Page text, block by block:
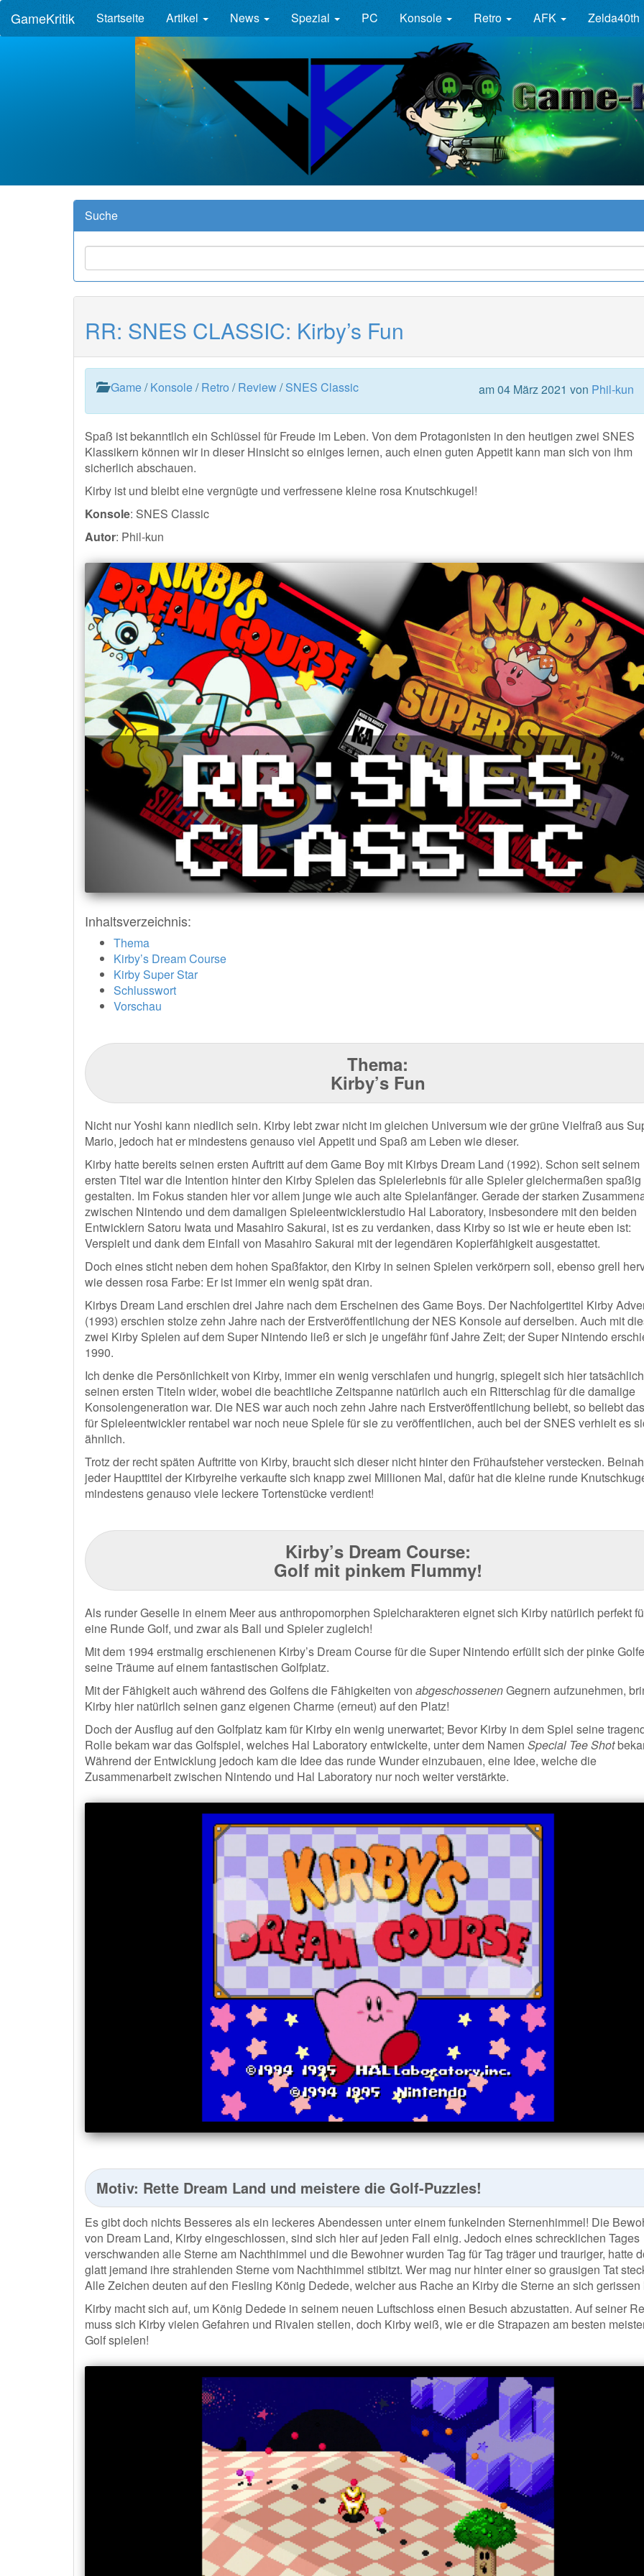
GameKritik Startseite Artikel News Spezial PC Konsole Retro AFK Zelda40th
Suche
RR: SNES CLASSIC: Kirby’s Fun
Game/Konsole/Retro /Review/SNES Classic am 04 März 2021 von Phil-kun
Spaß ist bekanntlich ein Schlüssel für Freude im Leben. Von dem Protagonisten in den heutigen zwei SNES
Klassikern können wir in dieser Hinsicht so einiges lernen, auch einen guten Appetit kann man sich von ihm
sicherlich abschauen.
Kirby ist und bleibt eine vergnügte und verfressene kleine rosa Knutschkugel!
Konsole: SNES Classic
Autor: Phil-kun
Inhaltsverzeichnis:
Thema
Kirby’s Dream Course
Kirby Super Star
Schlusswort
Vorschau
Thema:
Kirby’s Fun
Nicht nur Yoshi kann niedlich sein. Kirby lebt zwar nicht im gleichen Universum wie der grüne Vielfraß aus
Mario, jedoch hat er mindestens genauso viel Appetit und Spaß am Leben wie dieser.
Kirby hatte bereits seinen ersten Auftritt auf dem Game Boy mit Kirbys Dream Land (1992). Schon seit seinem
ersten Titel war die Intention hinter den Kirby Spielen das Spielerlebnis für alle Spieler gleichermaßen spaßig
gestalten. Im Fokus standen hier vor allem junge wie auch alte Spielanfänger. Gerade der starken
zwischen Nintendo und dem damaligen Spieleentwicklerstudio Hal Laboratory, insbesondere mit den beiden
Entwicklern Satoru Iwata und Masahiro Sakurai, ist es zu verdanken, dass Kirby so ist wie er heute eben ist:
Verspielt und dank dem Einfall von Masahiro Sakurai mit der legendären Kopierfähigkeit ausgestattet.
Doch eines sticht neben dem hohen Spaßfaktor, den Kirby in seinen Spielen verkörpern soll, ebenso grell
wie dessen rosa Farbe: Er ist immer ein wenig spät dran.
Kirbys Dream Land erschien drei Jahre nach dem Erscheinen des Game Boys. Der Nachfolgertitel Kirby
(1993) erschien stolze zehn Jahre nach der Erstveröffentlichung der NES Konsole auf derselben. Auch mit
zwei Kirby Spielen auf dem Super Nintendo ließ er sich je ungefähr fünf Jahre Zeit; der Super Nintendo
1990.
Ich denke die Persönlichkeit von Kirby, immer ein wenig verschlafen und hungrig, spiegelt sich hier
seinen ersten Titeln wider, wobei die beachtliche Zeitspanne natürlich auch ein Ritterschlag für die damalige
Konsolengeneration war. Die NES war auch noch zehn Jahre nach Erstveröffentlichung beliebt, so beliebt
für Spieleentwickler rentabel war noch neue Spiele für sie zu veröffentlichen, auch bei der SNES verhielt es
ähnlich.
Trotz der recht späten Auftritte von Kirby, braucht sich dieser nicht hinter den Frühaufsteher verstecken.
jeder Haupttitel der Kirbyreihe verkaufte sich knapp zwei Millionen Mal, dafür hat die kleine runde
mindestens genauso viele leckere Tortenstücke verdient!
Kirby’s Dream Course:
Golf mit pinkem Flummy!
Als runder Geselle in einem Meer aus anthropomorphen Spielcharakteren eignet sich Kirby natürlich perfekt
eine Runde Golf, und zwar als Ball und Spieler zugleich!
Mit dem 1994 erstmalig erschienenen Kirby’s Dream Course für die Super Nintendo erfüllt sich der pinke
seine Träume auf einem fantastischen Golfplatz.
Mit der Fähigkeit auch während des Golfens die Fähigkeiten von abgeschossenenGegnern aufzunehmen,
Kirby hier natürlich seinen ganz eigenen Charme (erneut) auf den Platz!
Doch der Ausflug auf den Golfplatz kam für Kirby ein wenig unerwartet; Bevor Kirby in dem Spiel seine
Rolle bekam war das Golfspiel, welches Hal Laboratory entwickelte, unter dem Namen Special Tee Shot
Während der Entwicklung jedoch kam die Idee das runde Wunder einzubauen, eine Idee, welche die
Zusammenarbeit zwischen Nintendo und Hal Laboratory nur noch weiter verstärkte.
Motiv: Rette Dream Land und meistere die Golf-Puzzles!
Es gibt doch nichts Besseres als ein leckeres Abendessen unter einem funkelnden Sternenhimmel! Die
von Dream Land, Kirby eingeschlossen, sind sich hier auf jeden Fall einig. Jedoch eines schrecklichen Tages
verschwanden alle Sterne am Nachthimmel und die Bewohner wurden Tag für Tag träger und trauriger, hatte
glatt jemand ihre strahlenden Sterne vom Nachthimmel stibitzt. Wer mag nur hinter einer so grausigen Tat
Alle Zeichen deuten auf den Fiesling König Dedede, welcher aus Rache an Kirby die Sterne an sich gerissen
Kirby macht sich auf, um König Dedede in seinem neuen Luftschloss einen Besuch abzustatten. Auf seiner
muss sich Kirby vielen Gefahren und Rivalen stellen, doch Kirby weiß, wie er die Strapazen am besten
Golf spielen!